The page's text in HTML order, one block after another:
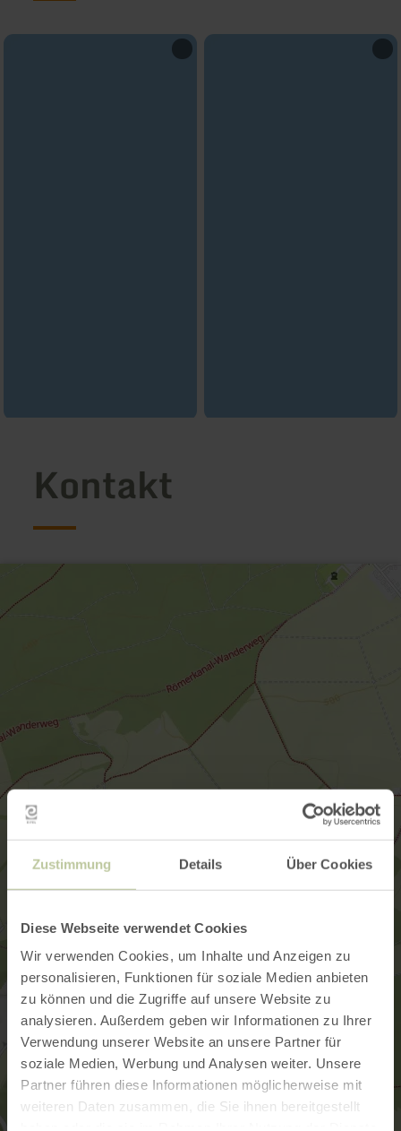
Zustimmung Details Über Cookies
Diese Webseite verwendet Cookies
Wir verwenden Cookies, um Inhalte und Anzeigen zu
personalisieren, Funktionen für soziale Medien anbieten
zu können und die Zugriffe auf unsere Website zu
analysieren. Außerdem geben wir Informationen zu Ihrer
Verwendung unserer Website an unsere Partner für
soziale Medien, Werbung und Analysen weiter. Unsere
Partner führen diese Informationen möglicherweise mit
weiteren Daten zusammen, die Sie ihnen bereitgestellt
Kontakt